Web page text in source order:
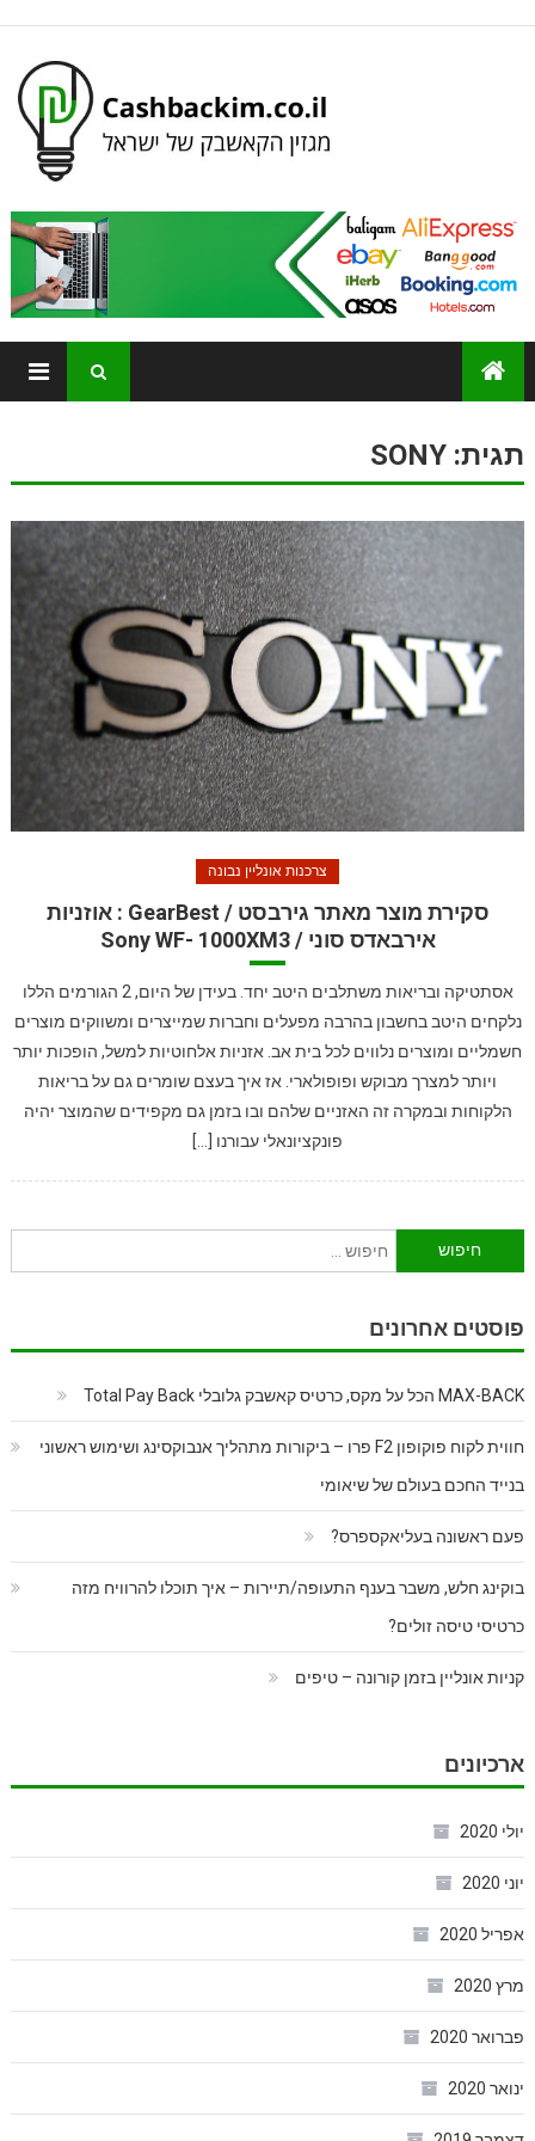
תגית: SONY
צרכנות אונליין נבונה
סקירת מוצר מאתר גירבסט / GearBest : אוזניות
אירבאדס סוני / Sony WF- 1000XM3
אסתטיקה ובריאות משתלבים היטב יחד. בעידן של היום, 2 הגורמים הללו
נלקחים היטב בחשבון בהרבה מפעלים וחברות שמייצרים ומשווקים מוצרים
חשמליים ומוצרים נלווים לכל בית אב. אזניות אלחוטיות למשל, הופכות יותר
ויותר למצרך מבוקש ופופולארי. אז איך בעצם שומרים גם על בריאות
הלקוחות ובמקרה זה האזניים שלהם ובו בזמן גם מקפידים שהמוצר יהיה
פונקציונאלי עבורנו […]
חיפוש:
פוסטים אחרונים
MAX-BACK הכל על מקס, כרטיס קאשבק גלובלי Total Pay Back
חווית לקוח פוקופון F2 פרו – ביקורות מתהליך אנבוקסינג ושימוש ראשוני
בנייד החכם בעולם של שיאומי
פעם ראשונה בעליאקספרס?
בוקינג חלש, משבר בענף התעופה/תיירות – איך תוכלו להרוויח מזה
כרטיסי טיסה זולים?
קניות אונליין בזמן קורונה – טיפים
ארכיונים
יולי 2020
יוני 2020
אפריל 2020
מרץ 2020
פברואר 2020
ינואר 2020